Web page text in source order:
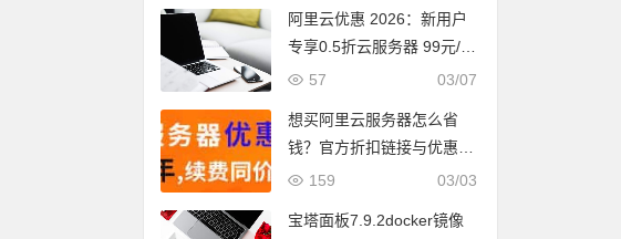
阿里云优惠 2026：新用户
专享0.5折云服务器 99元/年
限时抢购
03/07
57
想买阿里云服务器怎么省
钱？官方折扣链接与优惠券
领取全攻略
03/03
159
宝塔面板7.9.2docker镜像